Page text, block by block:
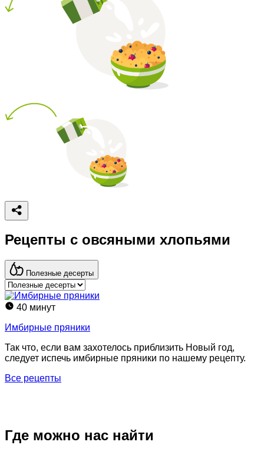
Рецепты с овсяными хлопьями
Полезные десерты
40 минут
Имбирные пряники
Так что, если вам захотелось приблизить Новый год,
следует испечь имбирные пряники по нашему рецепту.
Все рецепты
Где можно нас найти